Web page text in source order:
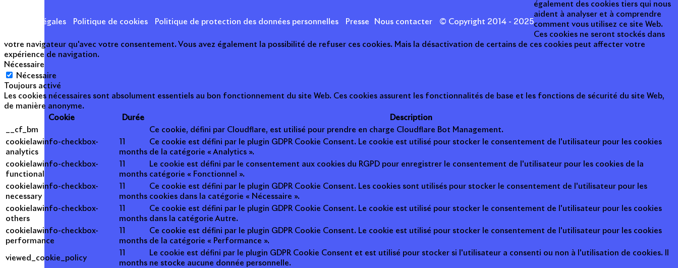
Mentions légales Politique de cookies Politique de protection des données personnelles Presse Nous contacter © Copyright 2014 - 2025
également des cookies tiers qui nous
aident à analyser et à comprendre
comment vous utilisez ce site Web.
Ces cookies ne seront stockés dans
votre navigateur qu'avec votre consentement. Vous avez également la possibilité de refuser ces cookies. Mais la désactivation de certains de ces cookies peut affecter votre
expérience de navigation.
Nécessaire
Nécessaire
Toujours activé
Les cookies nécessaires sont absolument essentiels au bon fonctionnement du site Web. Ces cookies assurent les fonctionnalités de base et les fonctions de sécurité du site Web,
de manière anonyme.
Cookie
Durée
Description
__cf_bm
Ce cookie, défini par Cloudflare, est utilisé pour prendre en charge Cloudflare Bot Management.
cookielawinfo-checkbox-
analytics
months
Ce cookie est défini par le plugin GDPR Cookie Consent. Le cookie est utilisé pour stocker le consentement de l'utilisateur pour les cookies
de la catégorie « Analytics ».
cookielawinfo-checkbox-
functional
months
Le cookie est défini par le consentement aux cookies du RGPD pour enregistrer le consentement de l'utilisateur pour les cookies de la
catégorie « Fonctionnel ».
cookielawinfo-checkbox-
necessary
months
Ce cookie est défini par le plugin GDPR Cookie Consent. Les cookies sont utilisés pour stocker le consentement de l'utilisateur pour les
cookies dans la catégorie « Nécessaire ».
cookielawinfo-checkbox-
others
months
Ce cookie est défini par le plugin GDPR Cookie Consent. Le cookie est utilisé pour stocker le consentement de l'utilisateur pour les cookies
dans la catégorie Autre.
cookielawinfo-checkbox-
performance
months
Ce cookie est défini par le plugin GDPR Cookie Consent. Le cookie est utilisé pour stocker le consentement de l'utilisateur pour les cookies
de la catégorie « Performance ».
viewed_cookie_policy
months
Le cookie est défini par le plugin GDPR Cookie Consent et est utilisé pour stocker si l'utilisateur a consenti ou non à l'utilisation de cookies. Il
ne stocke aucune donnée personnelle.